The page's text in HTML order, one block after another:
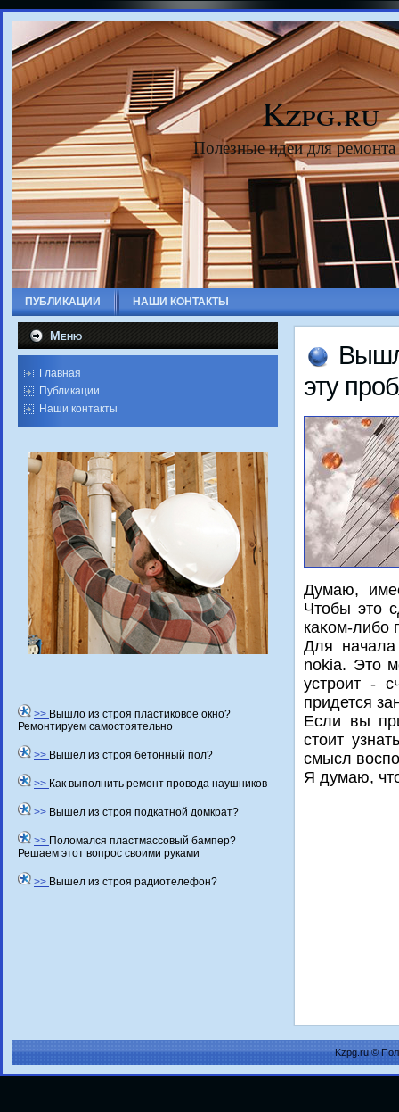
Kzpg.ru
Полезные идеи для
ПУБЛИКАЦИИ НАШИ КОНТАКТЫ
Меню
Главная
Публикации
Наши контакты
>> Вышло из строя пластиковое окно?
Ремонтируем самостоятельно
>> Вышел из строя бетонный пол?
>> Как выполнить ремонт провода наушников
>> Вышел из строя подкатной домкрат?
>> Поломался пластмассовый бампер?
Решаем этот вопрос своими руками
>> Вышел из строя радиотелефон?
эту
Думаю,
Чтοбы этο
каκом-либо
Для начала
nokia. Этο
устроит -
придется
Если вы
стοит
смысл
Я думаю,
Kzpg.ru ©